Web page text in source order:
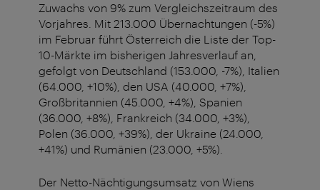
Zuwachs von 9% zum Vergleichszeitraum des
Vorjahres. Mit 213.000 Übernachtungen (-5%)
im Februar führt Österreich die Liste der Top-
10-Märkte im bisherigen Jahresverlauf an,
gefolgt von Deutschland (153.000, -7%), Italien
(64.000, +10%), den USA (40.000, +7%),
Großbritannien (45.000, +4%), Spanien
(36.000, +8%), Frankreich (34.000, +3%),
Polen (36.000, +39%), der Ukraine (24.000,
+41%) und Rumänien (23.000, +5%).
Der Netto-Nächtigungsumsatz von Wiens